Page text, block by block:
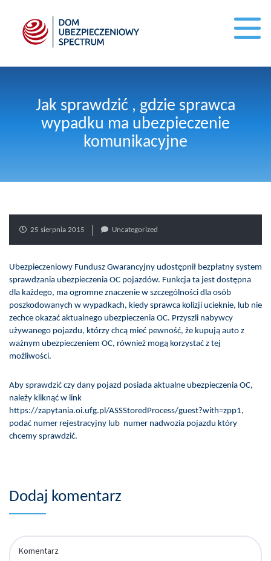
Jak sprawdzić , gdzie sprawca
wypadku ma ubezpieczenie
komunikacyjne
25 sierpnia 2015 Uncategorized
Ubezpieczeniowy Fundusz Gwarancyjny udostępnił bezpłatny system
sprawdzania ubezpieczenia OC pojazdów. Funkcja ta jest dostępna
dla każdego, ma ogromne znaczenie w szczególności dla osób
poszkodowanych w wypadkach, kiedy sprawca kolizji ucieknie, lub nie
zechce okazać aktualnego ubezpieczenia OC. Przyszli nabywcy
używanego pojazdu, którzy chcą mieć pewność, że kupują auto z
ważnym ubezpieczeniem OC, również mogą korzystać z tej
możliwości.
Aby sprawdzić czy dany pojazd posiada aktualne ubezpieczenia OC,
należy kliknąć w link
https://zapytania.oi.ufg.pl/ASSStoredProcess/guest?with=zpp1,
podać numer rejestracyjny lub numer nadwozia pojazdu który
chcemy sprawdzić.
Dodaj komentarz